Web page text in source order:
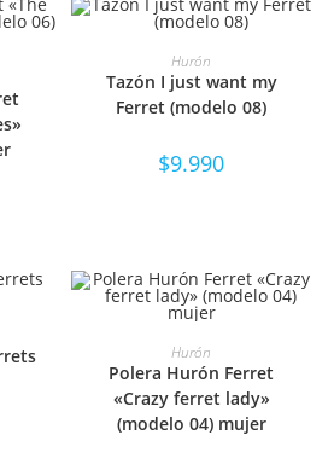
SELECCIONAR OPCIONES
Hurón
Tazón I just want my
Ferret (modelo 08)
$9.990
SELECCIONAR OPCIONES
Hurón
Polera Hurón Ferret
«Crazy ferret lady»
(modelo 04) mujer